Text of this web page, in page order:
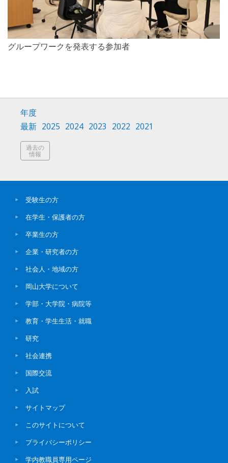
グループワークを発表する参加者
年度
最新 2025 2024 2023 2022 2021
過去の
情報
受験生の方
在学生・保護者の方
卒業生の方
企業・研究者の方
社会人・地域の方
岡山大学について
学部・大学院・病院等
教育・学生生活・就職
研究
社会連携
国際交流
入試
サイトマップ
このサイトについて
プライバシーポリシー
学内教職員専用ページ